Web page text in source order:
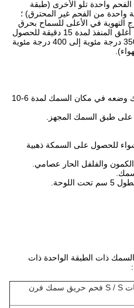
واحدة تلو الأخرى (طبقة
من الفحم غير المحترق) ؛
التهوية في الأعلى للسماح بحرق
الكربون بالكامل لمدة 15 دقيقة ، ثم أغلق المنفذ لمدة 15 دقيقة للحصول
على درجة حرارة داخلية تصل إلى 350 درجة مئوية إلى 400 درجة مئوية
الشواء: اربط السمك المعالج بمشابك وضعه في مكان السمك لمدة 6-10
للحصول على السمكة ذهبية
السمك ذات الطبقة الواحدة ذات
طبقة واحدة 4 مسافات S / S فحم حريق سمك فرن